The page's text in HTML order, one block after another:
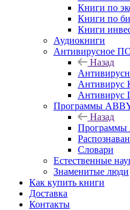
Книги по
Книги по
Книги
Аудиокниги
Антивирусное
Назад
Антивирус
Антивирус
Программы
Назад
Словари
Естественные
Знаменитые люди
Как купить книги
Доставка
Контакты